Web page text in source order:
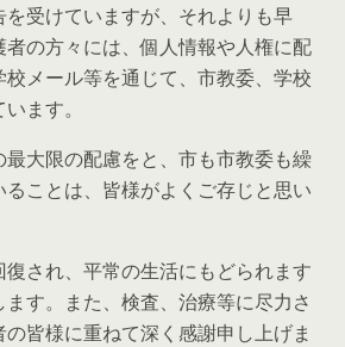
受けていますが、それよりも早
者の方々には、個人情報や人権に配
メール等を通じて、市教委、学校
ます。
大限の配慮をと、市も市教委も繰
ることは、皆様がよくご存じと思い
され、平常の生活にもどられます
す。また、検査、治療等に尽力さ
皆様に重ねて深く感謝申し上げま